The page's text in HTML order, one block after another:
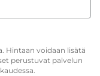
Hintaan voidaan lisätä
perustuvat palvelun